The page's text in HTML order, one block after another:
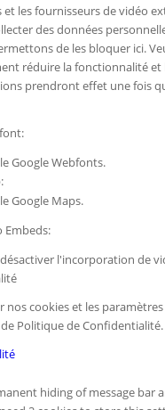
les fournisseurs de vidéo
des données
de les bloquer ici.
réduire la fonctionnalité et
prendront effet une fois
Google Webfonts.
Google Maps.
Embeds:
l'incorporation de
nos cookies et les
Politique de Confidentialité.
hiding of message bar